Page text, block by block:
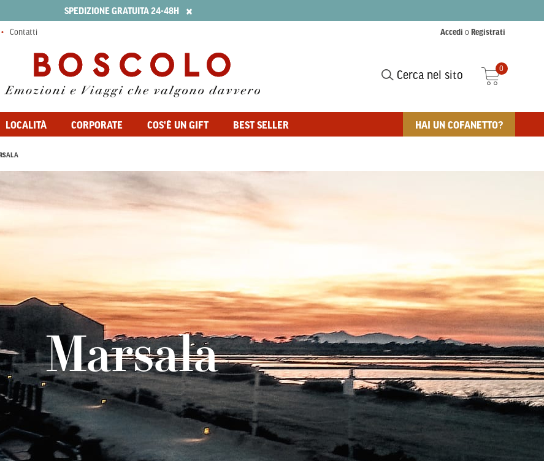
SPEDIZIONE GRATUITA 24-48H ×
Cerca nel sito
0
LOCALITÀ CORPORATE COS'È UN GIFT BEST SELLER HAI UN COFANETTO?
Contatti Accedi o Registrati
Marsala